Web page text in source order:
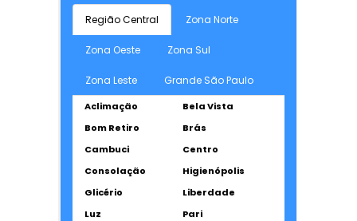
Região Central Zona Norte
Zona Oeste Zona Sul
Zona Leste Grande São Paulo
Aclimação
Bela Vista
Bom Retiro
Brás
Cambuci
Centro
Consolação
Higienópolis
Glicério
Liberdade
Luz
Pari